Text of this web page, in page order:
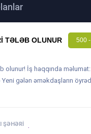
TƏLƏB OLUNUR 500
olunur! İş haqqında
gələn əməkdaşların
ŞƏHƏRI